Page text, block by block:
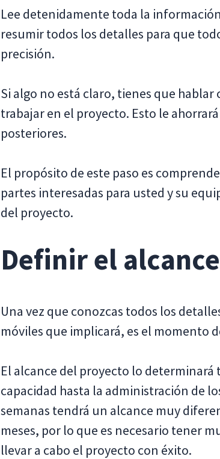
Lee detenidamente toda la
resumir todos los detalles para que
precisión.
Si algo no está claro, tienes que
trabajar en el proyecto. Esto le
posteriores.
El propósito de este paso es
partes interesadas para usted y su
del proyecto.
Definir el
Una vez que conozcas todos los
móviles que implicará, es el momento
El alcance del proyecto lo
capacidad hasta la administración de
semanas tendrá un alcance muy
meses, por lo que es necesario tener
llevar a cabo el proyecto con éxito.